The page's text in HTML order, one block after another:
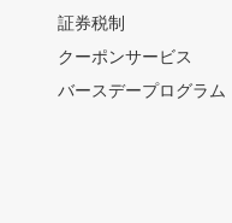
証券税制
クーポンサービス
バースデープログラム